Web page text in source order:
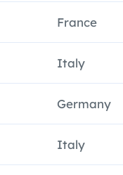
France
Italy
Germany
Italy